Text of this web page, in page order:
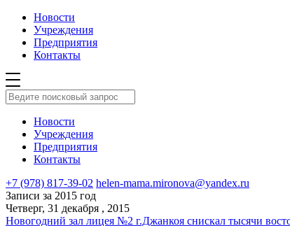
Новости
Учреждения
Предприятия
Контакты
Новости
Учреждения
Предприятия
Контакты
+7 (978) 817-39-02 helen-mama.mironova@yandex.ru
Записи за 2015 год
Четверг, 31 декабря , 2015
Новогодний зал лицея №2 г.Джанкоя снискал тысячи